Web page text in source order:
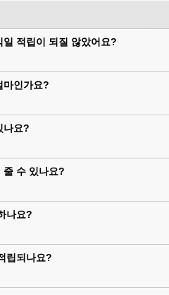
적립이 되질 않았어요?
마인가요?
나요?
줄 수 있나요?
나요?
립되나요?